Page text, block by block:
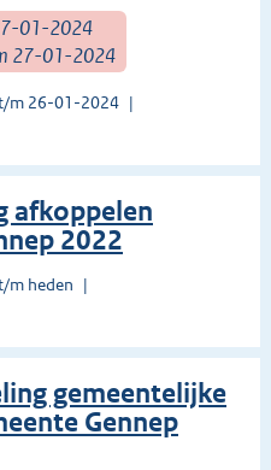
01-2024
27-01-2024
m 26-01-2024
afkoppelen
2022
m heden
gemeentelijke
Gennep